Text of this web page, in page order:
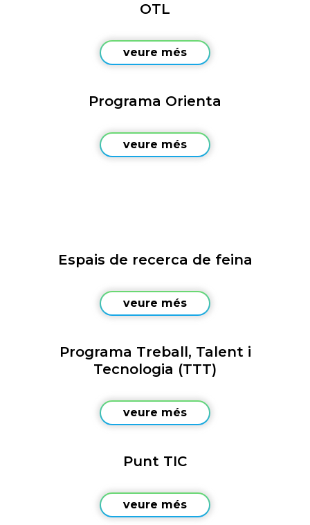
OTL
veure més
Programa Orienta
veure més
Espais de recerca de feina
veure més
Programa Treball, Talent i
Tecnologia (TTT)
veure més
Punt TIC
veure més